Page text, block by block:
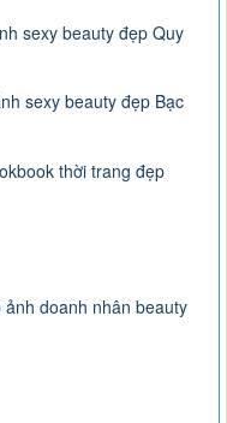
sexy beauty đẹp Quy
sexy beauty đẹp Bạc
thời trang đẹp
doanh nhân beauty